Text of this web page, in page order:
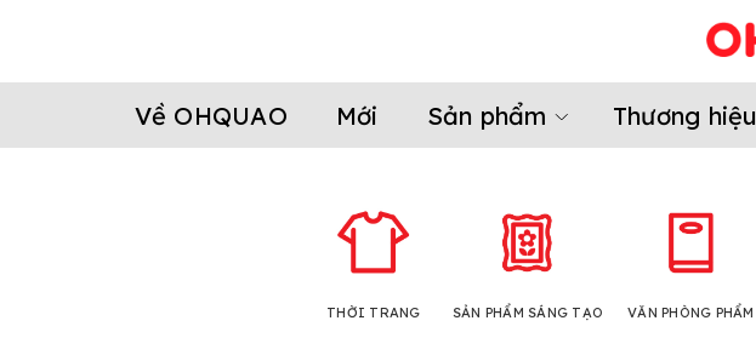
Về OHQUAO Mới Sản phẩm Thương hiệu
THỜI TRANG SẢN PHẨM SÁNG TẠO VĂN PHÒNG PHẨM